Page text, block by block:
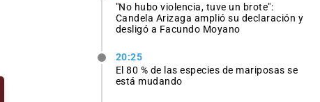
"No hubo violencia, tuve un brote":
Candela Arizaga amplió su declaración y
desligó a Facundo Moyano
20:25
El 80 % de las especies de mariposas se
está mudando